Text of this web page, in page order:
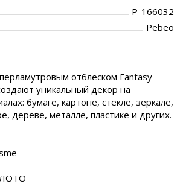
P-166032
Pebeo
отблеском Fantasy
уникальный декор на
бумаге, картоне, стекле, зеркале,
дереве, металле, пластике и других.